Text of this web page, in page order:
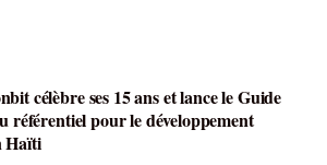
célèbre ses 15 ans et lance le Guide
référentiel pour le développement
Haïti